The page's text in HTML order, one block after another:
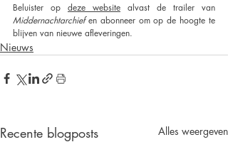
Beluister op deze website
Middernachtarchief en abonneer om op de hoogte te
blijven van nieuwe afleveringen.
Nieuws
Recente blogposts Alles weergeven